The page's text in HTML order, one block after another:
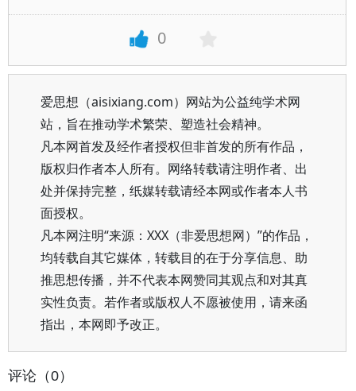
0
爱思想（aisixiang.com）网站为公益纯学术网
站，旨在推动学术繁荣、塑造社会精神。
凡本网首发及经作者授权但非首发的所有作品，
版权归作者本人所有。网络转载请注明作者、出
处并保持完整，纸媒转载请经本网或作者本人书
面授权。
凡本网注明“来源：XXX（非爱思想网）”的作品，
均转载自其它媒体，转载目的在于分享信息、助
推思想传播，并不代表本网赞同其观点和对其真
实性负责。若作者或版权人不愿被使用，请来函
指出，本网即予改正。
评论（0）